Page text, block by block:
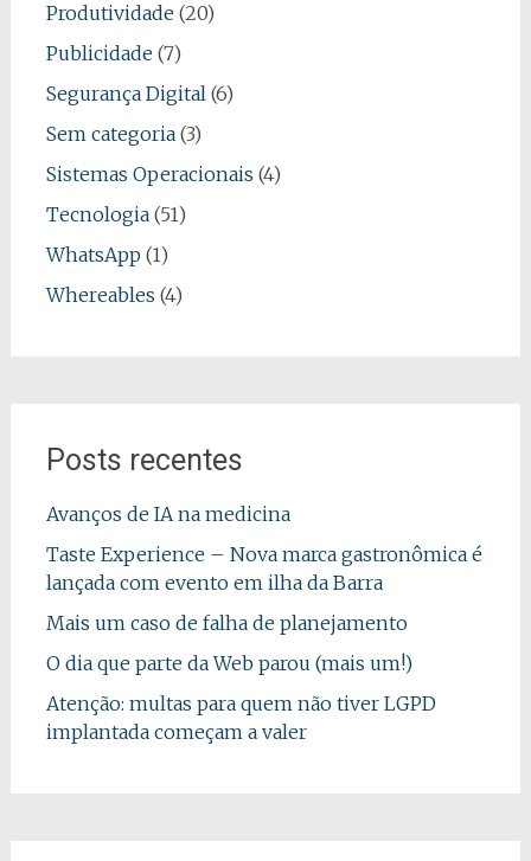
Produtividade (20)
Publicidade (7)
Segurança Digital(6)
Sem categoria(3)
Sistemas Operacionais (4)
Tecnologia(51)
WhatsApp (1)
Whereables (4)
Posts recentes
Avanços de IA na medicina
Taste Experience – Nova marca gastronômica é
lançada com evento em ilha da Barra
Mais um caso de falha de planejamento
O dia que parte da Web parou (mais um!)
Atenção: multas para quem não tiver LGPD
implantada começam a valer